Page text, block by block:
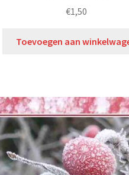
€1,50
Toevoegen aan